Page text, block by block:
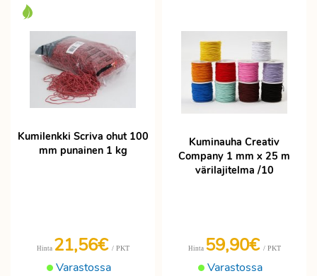
Kumilenkki Scriva ohut 100
mm punainen 1 kg
Varastossa
Hinta 21,56€ / PKT
Kuminauha Creativ
Company 1 mm x 25 m
värilajitelma /10
Varastossa
Hinta 59,90€ / PKT